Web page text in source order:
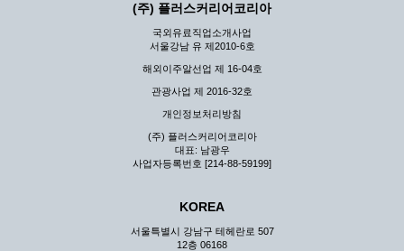
(주) 플러스커리어코리아
국외유료직업소개사업
서울강남 유 제2010-6호
해외이주알선업 제 16-04호
관광사업 제 2016-32호
개인정보처리방침
(주) 플러스커리어코리아
대표: 남광우
사업자등록번호 [214-88-59199]
KOREA
서울특별시 강남구 테헤란로 507
12층 06168